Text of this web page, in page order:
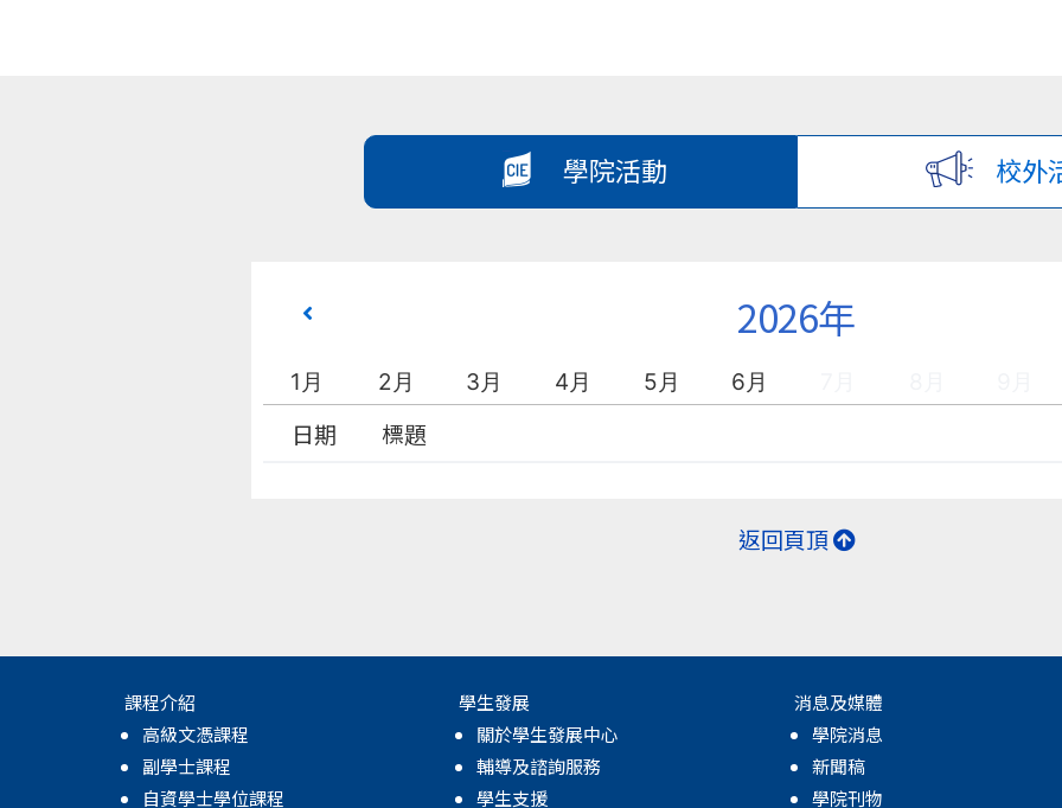
學院活動 校外
2026年
1月 2月 3月 4月 5月 6月
日期 標題
返回頁頂
課程介紹
高級文憑課程
副學士課程
自資學士學位課程
學生發展
關於學生發展中心
輔導及諮詢服務
學生支援
消息及媒體
學院消息
新聞稿
學院刊物